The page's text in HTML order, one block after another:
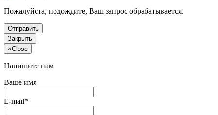
Пожалуйста, подождите, Ваш запрос обрабатывается.
Отправить
Закрыть
×Close
Напишите нам
Ваше имя
E-mail*